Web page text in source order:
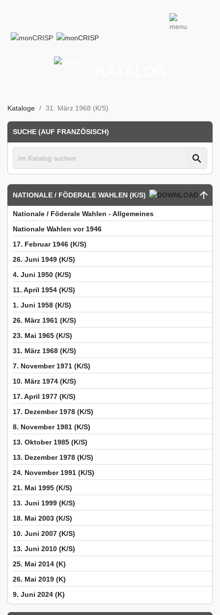
Kataloge 31. März 1968 (K/S)
SUCHE (AUF FRANZÖSISCH)
search
NATIONALE / FÖDERALE WAHLEN (K/S)
Nationale / Föderale Wahlen - Allgemeines
Nationale Wahlen vor 1946
17. Februar 1946 (K/S)
26. Juni 1949 (K/S)
4. Juni 1950 (K/S)
11. April 1954 (K/S)
1. Juni 1958 (K/S)
26. März 1961 (K/S)
23. Mai 1965 (K/S)
31. März 1968 (K/S)
7. November 1971 (K/S)
10. März 1974 (K/S)
17. April 1977 (K/S)
17. Dezember 1978 (K/S)
8. November 1981 (K/S)
13. Oktober 1985 (K/S)
13. Dezember 1978 (K/S)
24. November 1991 (K/S)
21. Mai 1995 (K/S)
13. Juni 1999 (K/S)
18. Mai 2003 (K/S)
10. Juni 2007 (K/S)
13. Juni 2010 (K/S)
25. Mai 2014 (K)
26. Mai 2019 (K)
9. Juni 2024 (K)